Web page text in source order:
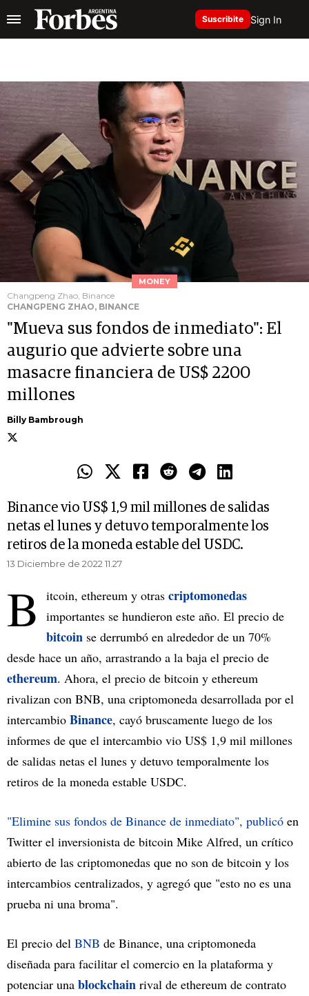
Suscribite Sign In
MONEY
Changpeng Zhao, Binance
CHANGPENG ZHAO, BINANCE
"Mueva sus fondos de inmediato": El
augurio que advierte sobre una
masacre financiera de US$ 2200
millones
Billy Bambrough
Binance vio US$ 1,9 mil millones de salidas
netas el lunes y detuvo temporalmente los
retiros de la moneda estable del USDC.
13 Diciembre de 2022 11.27
B itcoin, ethereum y otras criptomonedas
importantes se hundieron este año. El precio de
bitcoin se derrumbó en alrededor de un 70%
desde hace un año, arrastrando a la baja el precio de
ethereum. Ahora, el precio de bitcoin y ethereum
rivalizan con BNB, una criptomoneda desarrollada por el
intercambio Binance, cayó bruscamente luego de los
informes de que el intercambio vio US$ 1,9 mil millones
de salidas netas el lunes y detuvo temporalmente los
retiros de la moneda estable USDC.
"Elimine sus fondos de Binance de inmediato", publicó en
Twitter el inversionista de bitcoin Mike Alfred, un crítico
abierto de las criptomonedas que no son de bitcoin y los
intercambios centralizados, y agregó que "esto no es una
prueba ni una broma".
El precio del BNB de Binance, una criptomoneda
diseñada para facilitar el comercio en la plataforma y
potenciar una blockchain rival de ethereum de contrato